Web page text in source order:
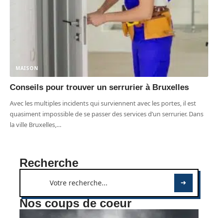
MAISON
Conseils pour trouver un serrurier à Bruxelles
Avec les multiples incidents qui surviennent avec les portes, il est
quasiment impossible de se passer des services d’un serrurier. Dans
la ville Bruxelles, …
Recherche
Nos coups de coeur